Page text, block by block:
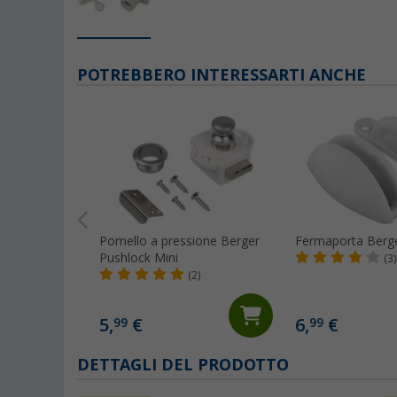
POTREBBERO INTERESSARTI ANCHE
Pomello a pressione Berger
Pushlock Mini
(2)
5,99 €
Fermaporta
(3)
6,99 €
DETTAGLI DEL PRODOTTO